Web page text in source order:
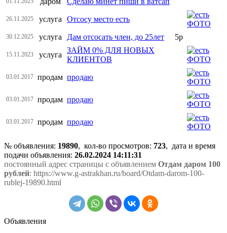
26.11.2025 услуга Отсосу место есть
30.12.2025 услуга Дам отсосать член, до 25лет 5р
15.11.2023 услуга
ЗАЙМ 0% ДЛЯ НОВЫХ
КЛИЕНТОВ
03.01.2017 продам продаю
03.01.2017 продам продаю
03.01.2017 продам продаю
№ объявления: 19890, кол-во просмотров: 723, дата и время
подачи объявления: 26.02.2024 14:11:31
постоянный адрес страницы с объявлением Отдам даром 100
рублей: https://www.g-astrakhan.ru/board/Otdam-darom-100-
rublej-19890.html
Объявления